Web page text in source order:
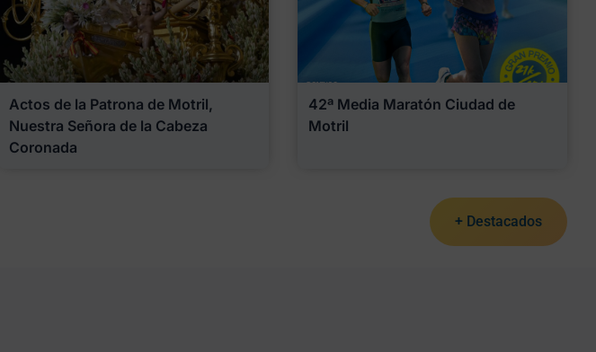
Actos de la Patrona de Motril,
Nuestra Señora de la Cabeza
Coronada
42ª Media Maratón Ciudad de
Motril
+ Destacados